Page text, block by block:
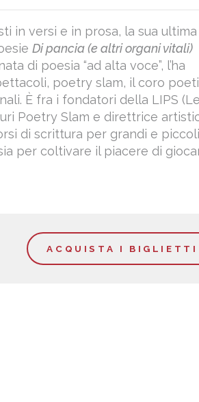
in versi e in prosa, la sua ultima
Di pancia (e altri organi vitali)
di poesia “ad alta voce”, l’ha
poetry slam, il coro
È fra i fondatori della LIPS
Poetry Slam e direttrice
di scrittura per grandi e piccoli
per coltivare il piacere di
ACQUISTA I BIGLIETTI